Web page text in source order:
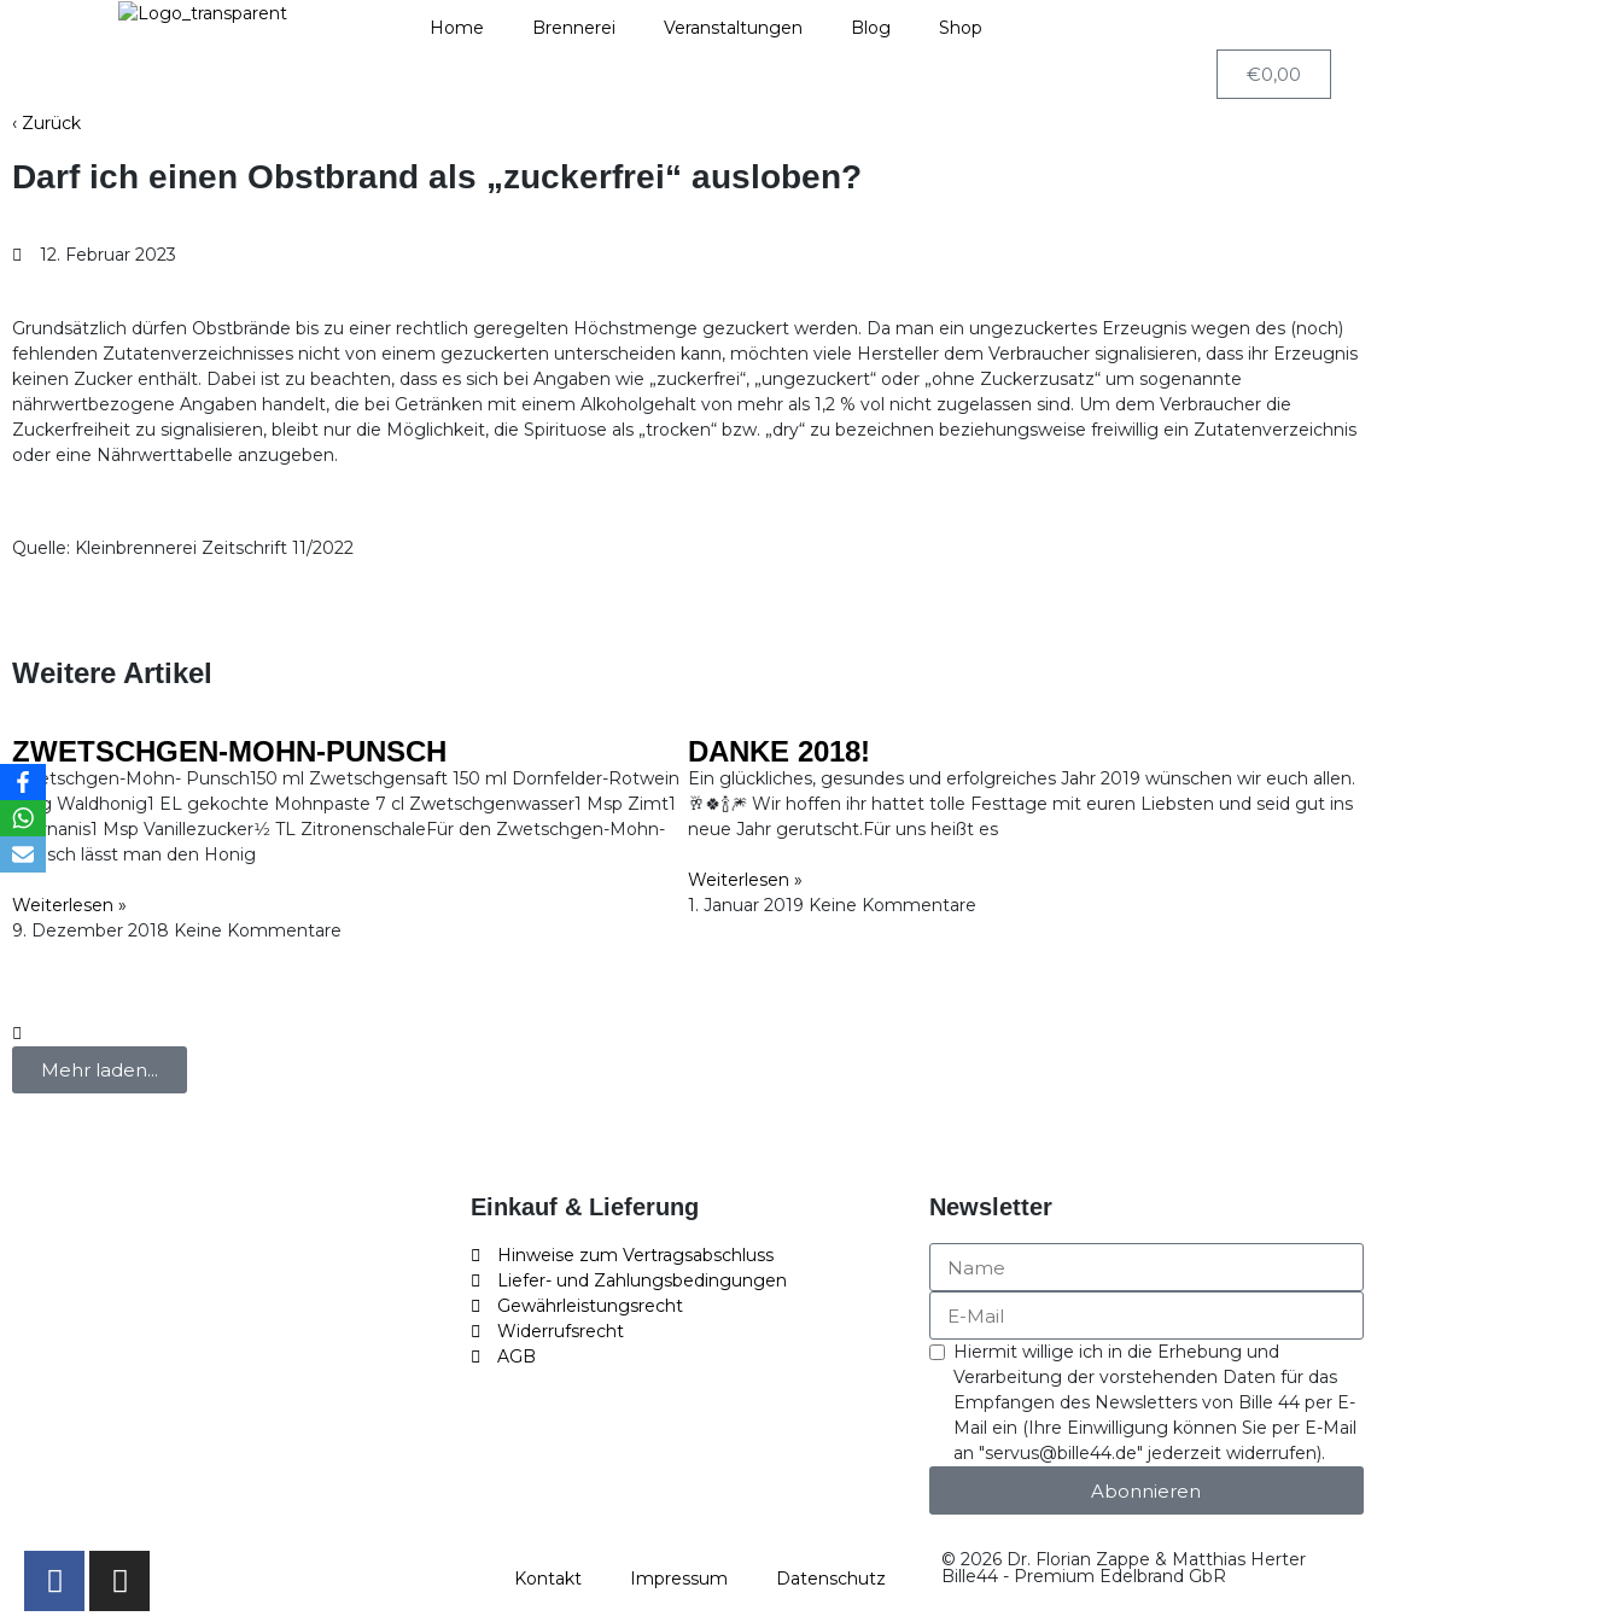
Home Brennerei Veranstaltungen Blog Shop
€0,00
‹ Zurück
Darf ich einen Obstbrand als „zuckerfrei“ ausloben?
12. Februar 2023
Grundsätzlich dürfen Obstbrände bis zu einer rechtlich geregelten Höchstmenge gezuckert werden. Da man ein ungezuckertes Erzeugnis wegen des (noch)
fehlenden Zutatenverzeichnisses nicht von einem gezuckerten unterscheiden kann, möchten viele Hersteller dem Verbraucher signalisieren, dass ihr Erzeugnis
keinen Zucker enthält. Dabei ist zu beachten, dass es sich bei Angaben wie „zuckerfrei“, „ungezuckert“ oder „ohne Zuckerzusatz“ um sogenannte
nährwertbezogene Angaben handelt, die bei Getränken mit einem Alkoholgehalt von mehr als 1,2 % vol nicht zugelassen sind. Um dem Verbraucher die
Zuckerfreiheit zu signalisieren, bleibt nur die Möglichkeit, die Spirituose als „trocken“ bzw. „dry“ zu bezeichnen beziehungsweise freiwillig ein Zutatenverzeichnis
oder eine Nährwerttabelle anzugeben.
Quelle: Kleinbrennerei Zeitschrift 11/2022
Weitere Artikel
ZWETSCHGEN-MOHN-PUNSCH
Zwetschgen-Mohn- Punsch150 ml Zwetschgensaft 150 ml Dornfelder-Rotwein
70 g Waldhonig1 EL gekochte Mohnpaste 7 cl Zwetschgenwasser1 Msp Zimt1
Sternanis1 Msp Vanillezucker1⁄2 TL ZitronenschaleFür den Zwetschgen-Mohn-
Punsch lässt man den Honig
Weiterlesen »
9. Dezember 2018 Keine Kommentare
DANKE 2018!
Ein glückliches, gesundes und erfolgreiches Jahr 2019 wünschen wir euch allen.
🥂🍀🍾🎆 Wir hoffen ihr hattet tolle Festtage mit euren Liebsten und seid gut ins
neue Jahr gerutscht.Für uns heißt es
Weiterlesen »
1. Januar 2019 Keine Kommentare
Mehr laden...
Einkauf & Lieferung
Hinweise zum Vertragsabschluss
Liefer- und Zahlungsbedingungen
Gewährleistungsrecht
Widerrufsrecht
AGB
Newsletter
Hiermit willige ich in die Erhebung und
Verarbeitung der vorstehenden Daten für das
Empfangen des Newsletters von Bille 44 per E-
Mail ein (Ihre Einwilligung können Sie per E-Mail
an "servus@bille44.de" jederzeit widerrufen).
Abonnieren
Kontakt Impressum Datenschutz
© 2026 Dr. Florian Zappe & Matthias Herter
Bille44 - Premium Edelbrand GbR